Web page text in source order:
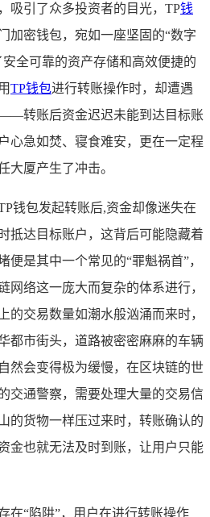
吸引了众多投资者的目光，TP钱
加密钱包，宛如一座坚固的“数字
全可靠的资产存储和高效便捷的
TP钱包进行转账操作时，却遭遇
转账后资金迟迟未能到达目标账
心急如焚、寝食难安，更在一定程
大厦产生了冲击。
钱包发起转账后,资金却像迷失在
抵达目标账户，这背后可能隐藏着
便是其中一个常见的“罪魁祸首”，
网络这一庞大而复杂的体系进行，
的交易数量如潮水般汹涌而来时，
都市街头，道路被密密麻麻的车辆
然会变得极为缓慢，在区块链的世
交通警察，需要处理大量的交易信
的货物一样压过来时，转账确认的
金也就无法及时到账，让用户只能
在“陷阱”，用户在进行转账操作